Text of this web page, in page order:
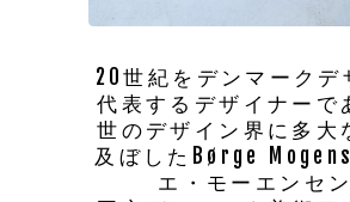
20世紀をデンマークデ
代表するデザイナーで
世のデザイン界に多大
及ぼしたBørge
エ・モーエンセン